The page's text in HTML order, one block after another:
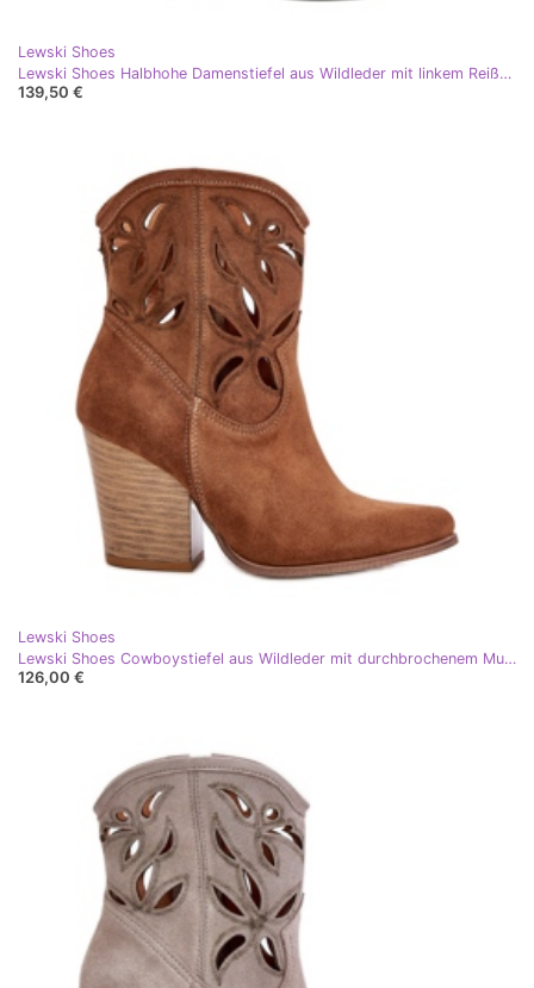
Lewski Shoes
Lewski Shoes Halbhohe Damenstiefel aus Wildleder mit linkem Reißverschluss 3616 Schwarz
139,50 €
Lewski Shoes
Lewski Shoes Cowboystiefel aus Wildleder mit durchbrochenem Muster Lewski 3612 Braun beige
126,00 €